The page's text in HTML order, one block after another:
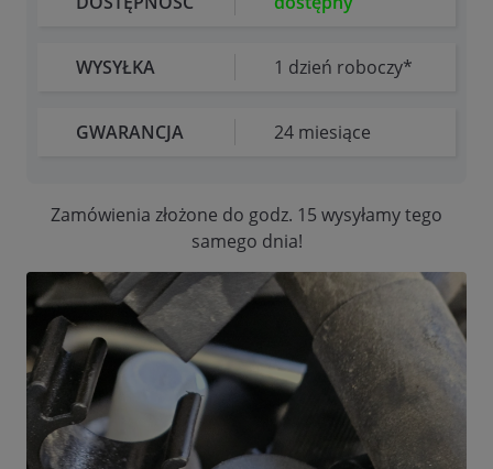
WYSYŁKA 1 dzień roboczy*
GWARANCJA 24 miesiące
Zamówienia złożone do godz. 15 wysyłamy tego
samego dnia!